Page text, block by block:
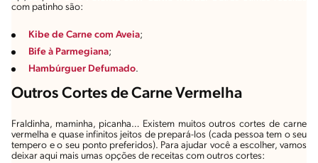
com patinho são:
Kibe de Carne com Aveia;
Bife à Parmegiana;
Hambúrguer Defumado.
Outros Cortes de Carne Vermelha
Fraldinha, maminha, picanha… Existem muitos outros cortes de carne
vermelha e quase infinitos jeitos de prepará-los (cada pessoa tem o seu
tempero e o seu ponto preferidos). Para ajudar você a escolher, vamos
deixar aqui mais umas opções de receitas com outros cortes: